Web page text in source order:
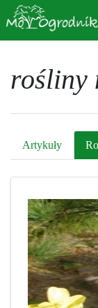
rośliny
Artykuły